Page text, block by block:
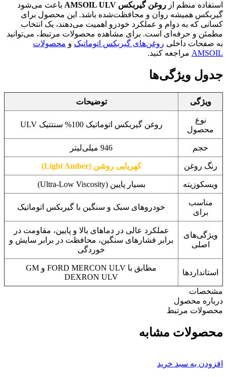
استفاده منظم از روغن گیربکس AMSOIL ULV
باعث می‌شود
گیربکس همیشه روان و محافظت‌شده باشد. این محصول برای
کسانی که به دوام و عملکرد خودرو اهمیت می‌دهند، یک انتخاب
مطمئن و حرفه‌ای است. برای مشاهده محصولات مرتبط، می‌توانید
به صفحات داخلی روغن‌های گیربکس اتوماتیک و محصولات
AMSOIL مراجعه کنید.
جدول ویژگی‌ها
ویژگی توضیحات
نوع
محصول
روغن گیربکس اتوماتیک 100% سنتتیک ULV
حجم 946 میلی‌لیتر
رنگ روغن کهربایی روشن (Light Amber)
ویسکوزیته بسیار پایین (Ultra-Low Viscosity)
مناسب
برای
خودروهای سبک و سنگین با گیربکس اتوماتیک
ویژگی‌های
اصلی
عملکرد عالی در دماهای بالا و پایین، مقاومت در
برابر فشارهای سنگین، محافظت در برابر سایش و
خوردگی
استانداردها
مطابق با FORD MERCON ULV و GM
DEXRON ULV
مشخصات
درباره محصول
محصولات مرتبط
محصولات مشابه
افزودن به سبد خرید